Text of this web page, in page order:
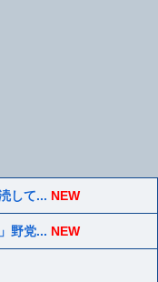
して... NEW
野党... NEW